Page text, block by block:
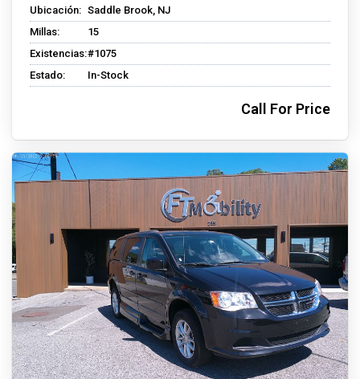
Ubicación: Saddle Brook, NJ
Millas:
15
Existencias:#1075
Estado:
In-Stock
Call For Price